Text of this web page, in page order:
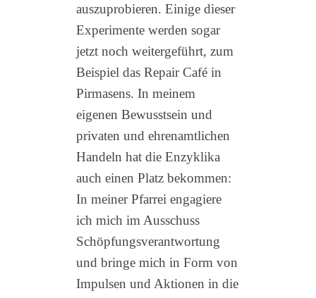
auszuprobieren. Einige dieser
Experimente werden sogar
jetzt noch weitergeführt, zum
Beispiel das Repair Café in
Pirmasens. In meinem
eigenen Bewusstsein und
privaten und ehrenamtlichen
Handeln hat die Enzyklika
auch einen Platz bekommen:
In meiner Pfarrei engagiere
ich mich im Ausschuss
Schöpfungsverantwortung
und bringe mich in Form von
Impulsen und Aktionen in die